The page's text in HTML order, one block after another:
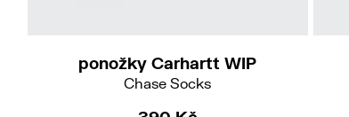
ponožky Carhartt WIP
Chase Socks